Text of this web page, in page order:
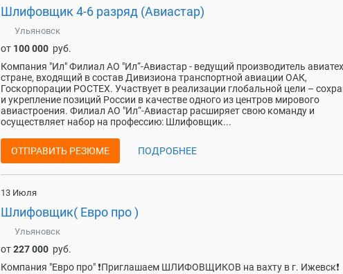
Шлифовщик 4-6 разряд (Авиастар)
Ульяновск
от 100 000 руб.
Компания "Ил" Филиал АО "Ил“-Авиастар - ведущий производитель
стране, входящий в состав Дивизиона транспортной авиации ОАК,
Госкорпорации РОСТЕХ. Участвует в реализации глобальной цели –
и укрепление позиций России в качестве одного из центров мирового
авиастроения. Филиал АО "Ил“-Авиастар расширяет свою команду и
осуществляет набор на профессию: Шлифовщик...
ОТПРАВИТЬ РЕЗЮМЕ ПОДРОБНЕЕ
13 Июля
Шлифовщик( Евро про )
Ульяновск
от227 000 руб.
Компания "Евро про" ❗Приглашаем ШЛИФОВЩИКОВ на вахту в г. Ижевск❗